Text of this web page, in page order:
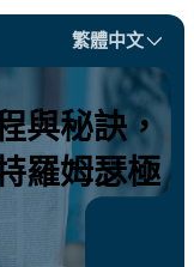
繁體中文
與秘訣，
羅姆瑟極